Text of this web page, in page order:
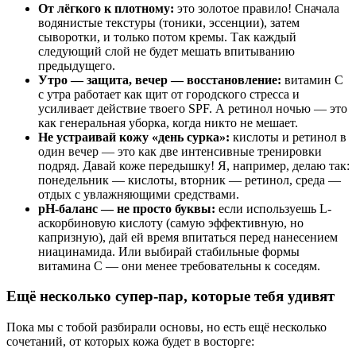
От лёгкого к плотному: это золотое правило! Сначала
водянистые текстуры (тоники, эссенции), затем
сыворотки, и только потом кремы. Так каждый
следующий слой не будет мешать впитыванию
предыдущего.
Утро — защита, вечер — восстановление: витамин С
с утра работает как щит от городского стресса и
усиливает действие твоего SPF. А ретинол ночью — это
как генеральная уборка, когда никто не мешает.
Не устраивай кожу «день сурка»: кислоты и ретинол в
один вечер — это как две интенсивные тренировки
подряд. Давай коже передышку! Я, например, делаю так:
понедельник — кислоты, вторник — ретинол, среда —
отдых с увлажняющими средствами.
pH-баланс — не просто буквы: если используешь L-
аскорбиновую кислоту (самую эффективную, но
капризную), дай ей время впитаться перед нанесением
ниацинамида. Или выбирай стабильные формы
витамина С — они менее требовательны к соседям.
Ещё несколько супер-пар, которые тебя удивят
Пока мы с тобой разбирали основы, но есть ещё несколько
сочетаний, от которых кожа будет в восторге: